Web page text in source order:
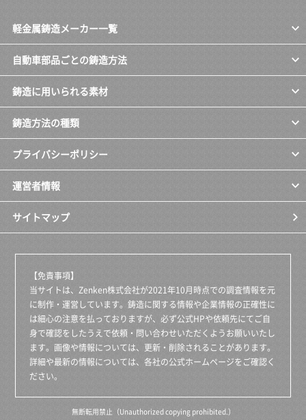
軽金属鋳造メーカー一覧
自動車部品ごとの鋳造方法
鋳造に用いられる素材
鋳造方法の種類
プライバシーポリシー
運営者情報
サイトマップ
【免責事項】
当サイトは、Zenken株式会社が2021年10月時点での調査情報を元
に制作・運営しています。鋳造に関する情報や企業情報の正確性に
は細心の注意を払っておりますが、必ず公式HPや依頼先にてご自
身で確認をしたうえで依頼・問い合わせいただくようお願いいたし
ます。画像や情報については、更新・削除されることがあります。
詳細や最新の情報については、各社の公式ホームページをご確認く
ださい。
無断転用禁止（Unauthorized copying prohibited.）